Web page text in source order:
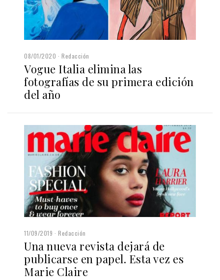
08/01/2020 Redacción
Vogue Italia elimina las
fotografías de su primera edición
del año
11/09/2019 Redacción
Una nueva revista dejará de
publicarse en papel. Esta vez es
Marie Claire